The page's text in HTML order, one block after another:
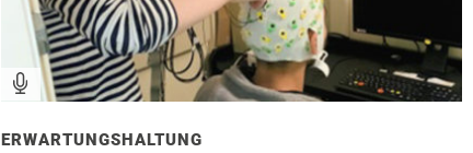
ERWARTUNGSHALTUNG